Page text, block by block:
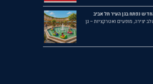
נפתח בגן העיר תל אביב
יצירה, מופעים ואטרקציות – גן